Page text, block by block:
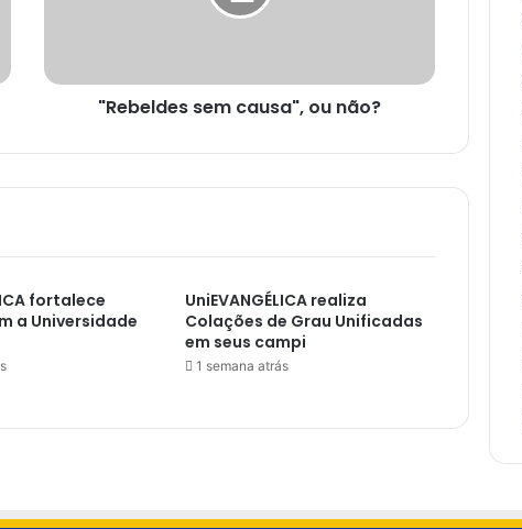
"Rebeldes sem causa", ou não?
fortalece
a Universidade
UniEVANGÉLICA realiza
Colações de Grau Unificadas
em seus campi
1 semana atrás